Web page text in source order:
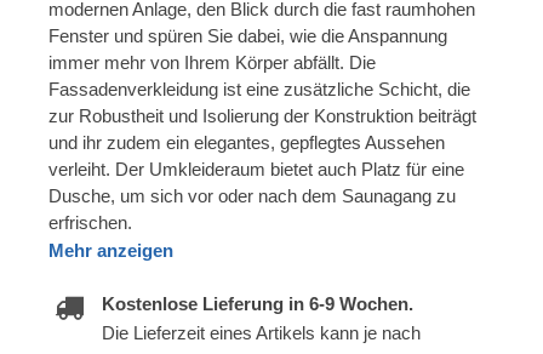
modernen Anlage, den Blick durch die fast raumhohen
Fenster und spüren Sie dabei, wie die Anspannung
immer mehr von Ihrem Körper abfällt. Die
Fassadenverkleidung ist eine zusätzliche Schicht, die
zur Robustheit und Isolierung der Konstruktion beiträgt
und ihr zudem ein elegantes, gepflegtes Aussehen
verleiht. Der Umkleideraum bietet auch Platz für eine
Dusche, um sich vor oder nach dem Saunagang zu
erfrischen.
Mehr anzeigen
Kostenlose Lieferung in 6-9 Wochen.
Die Lieferzeit eines Artikels kann je nach